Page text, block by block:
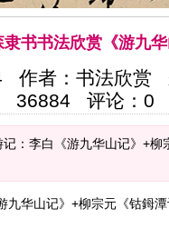
隶书书法欣赏《游九
作者：书法欣
36884 评论：0
：李白《游九华山记》+
九华山记》+柳宗元《钴鉧